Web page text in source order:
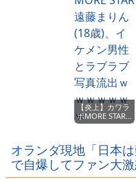
【炎上】カワラ
ボMORE STAR
遠藤まりん(18
性とラブラブ写
真流出ｗｗｗｗ
ｗｗｗ
オランダ現地「日本
で自爆してファン大